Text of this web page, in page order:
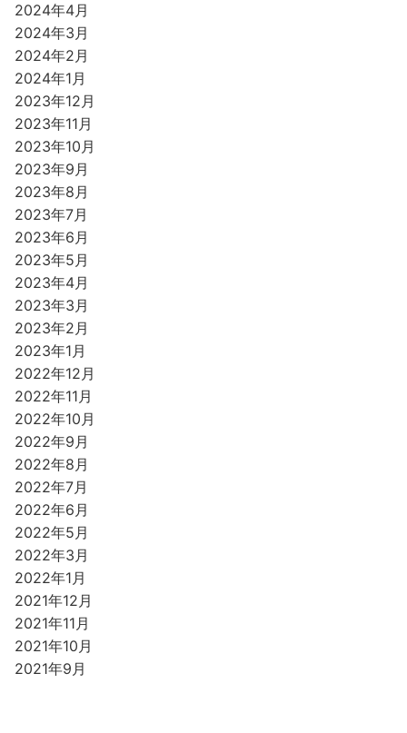
2024年4月
2024年3月
2024年2月
2024年1月
2023年12月
2023年11月
2023年10月
2023年9月
2023年8月
2023年7月
2023年6月
2023年5月
2023年4月
2023年3月
2023年2月
2023年1月
2022年12月
2022年11月
2022年10月
2022年9月
2022年8月
2022年7月
2022年6月
2022年5月
2022年3月
2022年1月
2021年12月
2021年11月
2021年10月
2021年9月